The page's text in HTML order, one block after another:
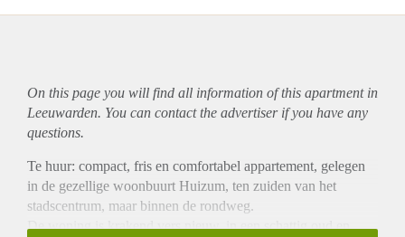
On this page you will find all information of this apartmentin
Leeuwarden. You can contact the advertiser if you have any
questions.
Te huur: compact, fris en comfortabel appartement, gelegen
in de gezellige woonbuurt Huizum, ten zuiden van het
stadscentrum, maar binnen de rondweg.
De woning is krakend vers nieuw, in een schattig oud en